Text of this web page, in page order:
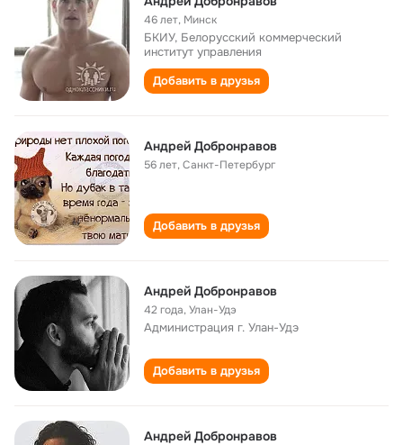
46 лет, Минск
БКИУ, Белорусский коммерческий
институт управления
Добавить в друзья
Андрей Добронравов
56 лет,Санкт-Петербург
Добавить в друзья
Андрей Добронравов
42 года,Улан-Удэ
Администрация г. Улан-Удэ
Добавить в друзья
Андрей Добронравов